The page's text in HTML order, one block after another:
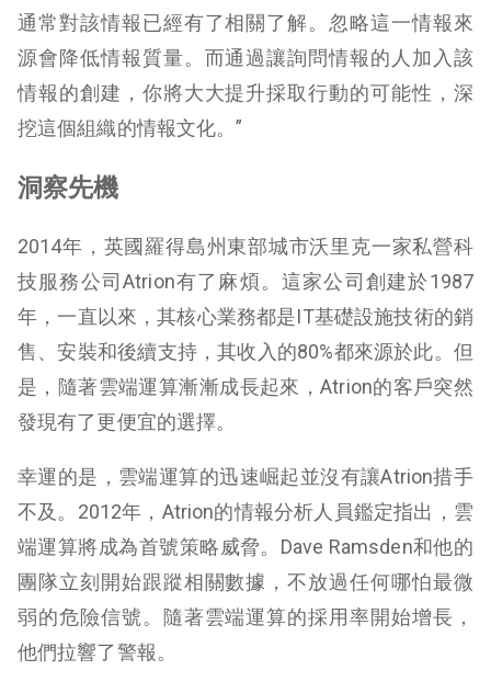
通常對該情報已經有了相關了解。忽略這一情報來
源會降低情報質量。而通過讓詢問情報的人加入該
情報的創建，你將大大提升採取行動的可能性，深
挖這個組織的情報文化。”
洞察先機
2014年，英國羅得島州東部城市沃里克一家私營科
技服務公司Atrion有了麻煩。這家公司創建於1987
年，一直以來，其核心業務都是IT基礎設施技術的銷
售、安裝和後續支持，其收入的80%都來源於此。但
是，隨著雲端運算漸漸成長起來，Atrion的客戶突然
發現有了更便宜的選擇。
幸運的是，雲端運算的迅速崛起並沒有讓Atrion措手
不及。2012年，Atrion的情報分析人員鑑定指出，雲
端運算將成為首號策略威脅。Dave Ramsden和他的
團隊立刻開始跟蹤相關數據，不放過任何哪怕最微
弱的危險信號。隨著雲端運算的採用率開始增長，
他們拉響了警報。